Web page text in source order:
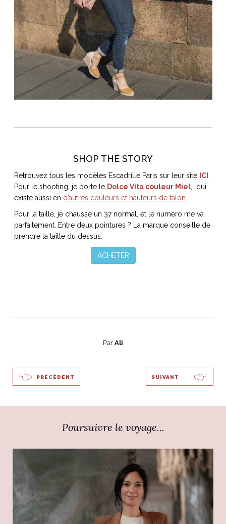
SHOP THE STORY
Retrouvez tous les modèles Escadrille Paris sur leur site ICI
Pour le shooting, je porte le Dolce Vita couleur Miel, qui
existe aussi en d’autres couleurs et hauteurs de talon
Pour la taille, je chausse un 37 normal, et le numero me va
parfaitement. Entre deux pointures ? La marque conseille de
prendre la taille du dessus.
ACHETER
Par Ali
PRÉCÉDENT SUIVANT
Poursuivre le voyage...